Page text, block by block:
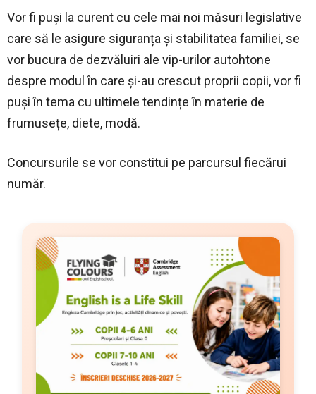
Vor fi puși la curent cu cele mai noi măsuri legislative
care să le asigure siguranța și stabilitatea familiei, se
vor bucura de dezvăluiri ale vip-urilor autohtone
despre modul în care și-au crescut proprii copii, vor fi
puși în tema cu ultimele tendințe în materie de
frumusețe, diete, modă.
Concursurile se vor constitui pe parcursul fiecărui
număr.